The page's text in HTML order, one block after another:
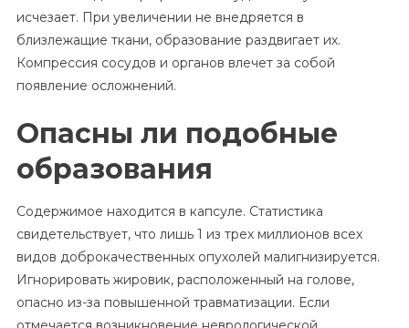
исчезает. При увеличении не внедряется в
близлежащие ткани, образование раздвигает их.
Компрессия сосудов и органов влечет за собой
появление осложнений.
Опасны ли подобные
образования
Содержимое находится в капсуле. Статистика
свидетельствует, что лишь 1 из трех миллионов всех
видов доброкачественных опухолей малигнизируется.
Игнорировать жировик, расположенный на голове,
опасно из-за повышенной травматизации. Если